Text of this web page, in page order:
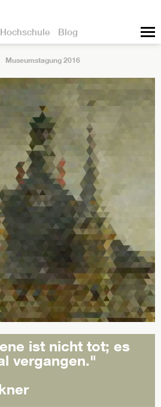
Hochschule Blog
Museumstagung 2016
ist nicht tot; es
vergangen."